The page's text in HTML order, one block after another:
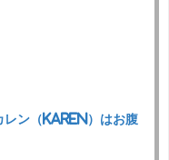
ン（KAREN）はお腹